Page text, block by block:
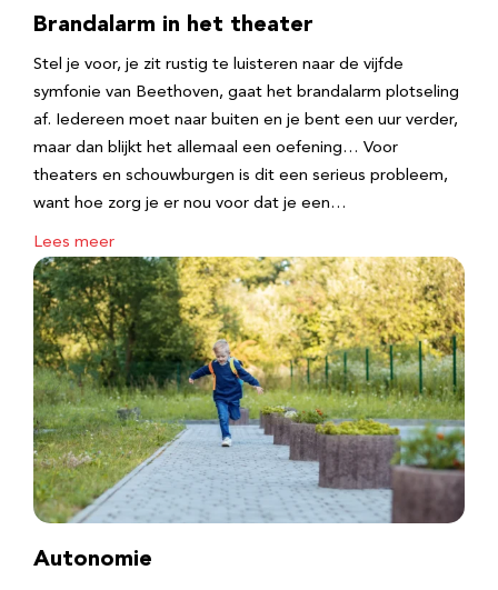
Brandalarm in het theater
Stel je voor, je zit rustig te luisteren naar de vijfde
symfonie van Beethoven, gaat het brandalarm plotseling
af. Iedereen moet naar buiten en je bent een uur verder,
maar dan blijkt het allemaal een oefening… Voor
theaters en schouwburgen is dit een serieus probleem,
want hoe zorg je er nou voor dat je een…
Lees meer
Autonomie